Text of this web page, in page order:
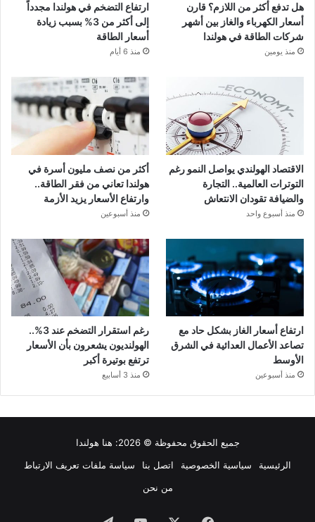
هل تدفع أكثر من اللازم؟ قارن
أسعار الكهرباء والغاز بين أشهر
شركات الطاقة في هولندا
منذ يومين
ارتفاع التضخم في هولندا مجدداً
إلى أكثر من 3% بسبب زيادة
أسعار الطاقة
منذ 6 أيام
الاقتصاد الهولندي يواصل النمو رغم
التوترات العالمية.. التجارة
والضيافة تقودان الانتعاش
منذ أسبوع واحد
أكثر من نصف مليون أسرة في
هولندا تعاني من فقر الطاقة..
وارتفاع الأسعار يزيد الأزمة
منذ أسبوعين
ارتفاع أسعار الغاز بشكل حاد مع
تصاعد الأعمال العدائية في الشرق
الأوسط
منذ أسبوعين
رغم استقرار التضخم عند 3%..
الهولنديون يشعرون بأن الأسعار
ترتفع بوتيرة أكبر
منذ 3 أسابيع
جميع الحقوق محفوظة © 2026:
هنا هولندا
الرئيسية
سياسية الخصوصية اتصل بنا
سياسة ملفات تعريف الارتباط
من نحن